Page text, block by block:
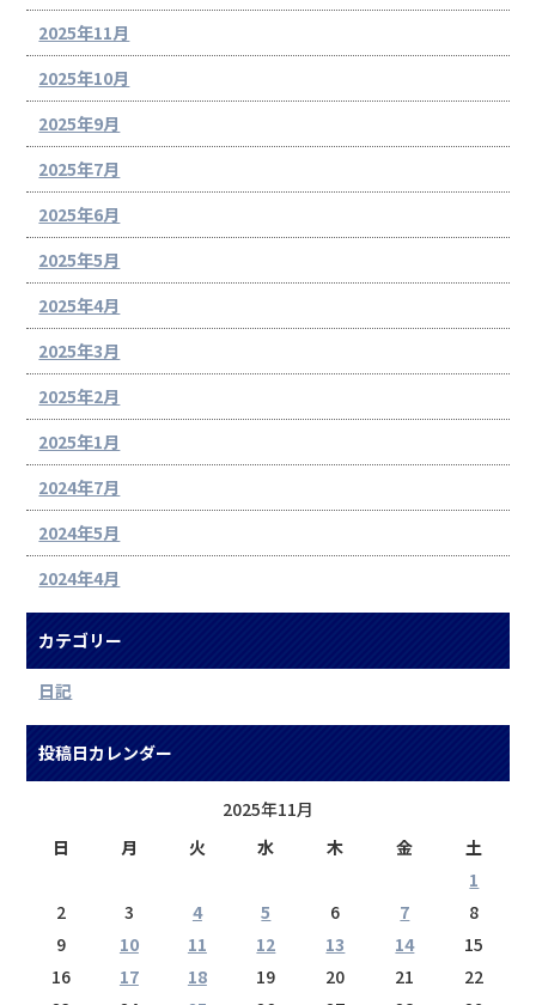
2025年11月
2025年10月
2025年9月
2025年7月
2025年6月
2025年5月
2025年4月
2025年3月
2025年2月
2025年1月
2024年7月
2024年5月
2024年4月
カテゴリー
日記
投稿日カレンダー
2025年11月
日
月 火 水 木 金
土
1
2
3 4 5 6 7
8
9
10 11 12 13 14
15
16
17 18 19 20 21
22